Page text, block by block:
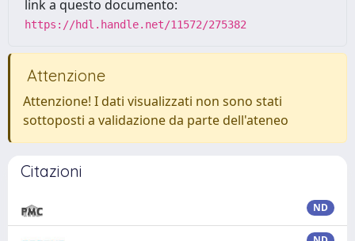
link a questo documento:
https://hdl.handle.net/11572/275382
Attenzione
Attenzione! I dati visualizzati non sono stati
sottoposti a validazione da parte dell'ateneo
Citazioni
ND